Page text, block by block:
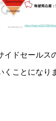
イドセールス
ことになり